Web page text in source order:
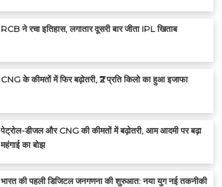
RCB ने रचा इतिहास, लगातार दूसरी बार जीता IPL खिताब
CNG के कीमतों में फिर बढ़ोतरी, ₹2 प्रति किलो का हुआ इजाफा
पेट्रोल-डीजल और CNG की कीमतों में बढ़ोतरी, आम आदमी पर बढ़ा
महंगाई का बोझ
भारत की पहली डिजिटल जनगणना की शुरुआत: नया युग नई तकनीकी